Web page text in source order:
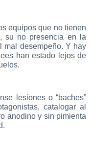
equipos que no tienen
su no presencia en la
mal desempeño. Y hay
han estado lejos de
lesiones o “baches”
catalogar al
anodino y sin pimienta